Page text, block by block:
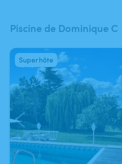
Piscine de Dominique C
1/15
Superhôte